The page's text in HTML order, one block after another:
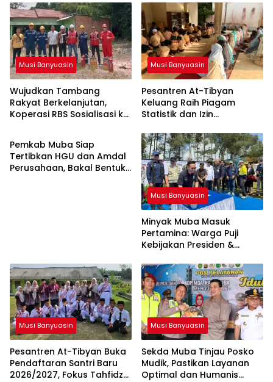
Musi Banyuasin
Wujudkan Tambang
Rakyat Berkelanjutan,
Koperasi RBS Sosialisasi ke
Musi Banyuasin
Pesantren At-Tibyan
Keluang Raih Piagam
Statistik dan Izin
Kemenag RI
Musi Banyuasin
Pemkab Muba Siap
Tertibkan HGU dan Amdal
Perusahaan, Bakal Bentuk
Musi Banyuasin
Minyak Muba Masuk
Pertamina: Warga Puji
Kebijakan Presiden &
Musi Banyuasin
Pesantren At-Tibyan Buka
Pendaftaran Santri Baru
2026/2027, Fokus Tahfidz
Musi Banyuasin
Sekda Muba Tinjau Posko
Mudik, Pastikan Layanan
Optimal dan Humanis